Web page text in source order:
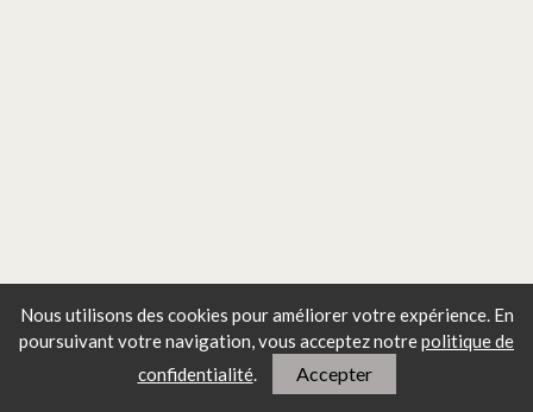
Nous utilisons des cookies pour améliorer votre expérience. En
poursuivant votre navigation, vous acceptez notrepolitique de
confidentialité. Accepter
Capsule wardrobe : 33 fringues
pour n'avoir jamais rien à se